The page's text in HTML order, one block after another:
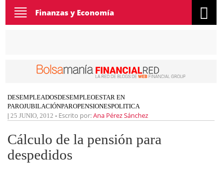
Toggle
navigation
Finanzas y Economía
DESEMPLEADOSDESEMPLEOESTAR EN
PAROJUBILACIÓNPAROPENSIONESPOLITICA
| 25 JUNIO, 2012 - Escrito por:Ana Pérez Sánchez
Cálculo de la pensión para
despedidos